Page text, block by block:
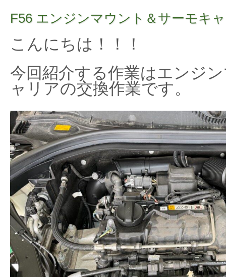
F56 エンジンマウント＆サーモキ
こんにちは！！！
今回紹介する作業はエンジ
ャリアの交換作業です。